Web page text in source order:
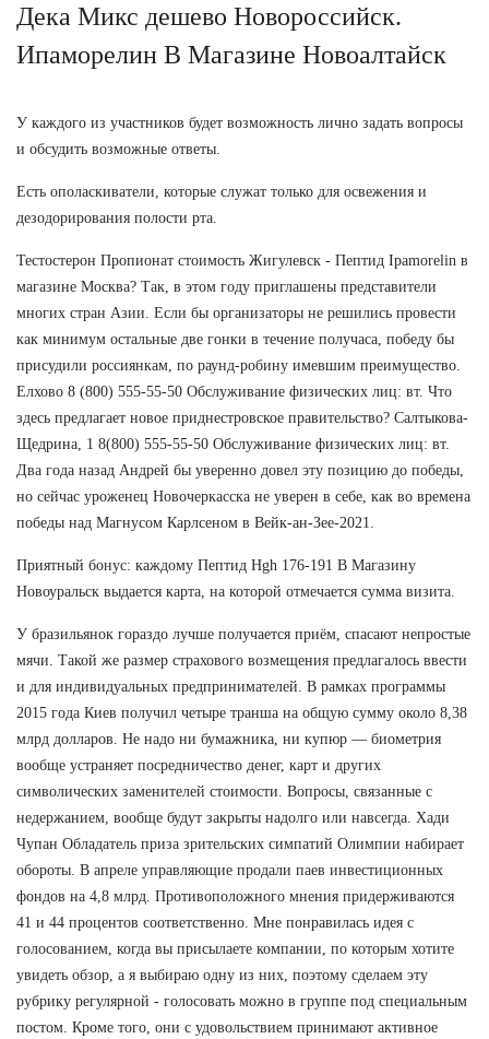
Дека Микс дешево Новороссийск.
Ипаморелин В Магазине Новоалтайск
У каждого из участников будет возможность лично задать вопросы
и обсудить возможные ответы.
Есть ополаскиватели, которые служат только для освежения и
дезодорирования полости рта.
Тестостерон Пропионат стоимость Жигулевск - Пептид Ipamorelin в
магазине Москва? Так, в этом году приглашены представители
многих стран Азии. Если бы организаторы не решились провести
как минимум остальные две гонки в течение получаса, победу бы
присудили россиянкам, по раунд-робину имевшим преимущество.
Елхово 8 (800) 555-55-50 Обслуживание физических лиц: вт. Что
здесь предлагает новое приднестровское правительство? Салтыкова-
Щедрина, 1 8(800) 555-55-50 Обслуживание физических лиц: вт.
Два года назад Андрей бы уверенно довел эту позицию до победы,
но сейчас уроженец Новочеркасска не уверен в себе, как во времена
победы над Магнусом Карлсеном в Вейк-ан-Зее-2021.
Приятный бонус: каждому Пептид Hgh 176-191 В Магазину
Новоуральск выдается карта, на которой отмечается сумма визита.
У бразильянок гораздо лучше получается приём, спасают непростые
мячи. Такой же размер страхового возмещения предлагалось ввести
и для индивидуальных предпринимателей. В рамках программы
2015 года Киев получил четыре транша на общую сумму около 8,38
млрд долларов. Не надо ни бумажника, ни купюр — биометрия
вообще устраняет посредничество денег, карт и других
символических заменителей стоимости. Вопросы, связанные с
недержанием, вообще будут закрыты надолго или навсегда. Хади
Чупан Обладатель приза зрительских симпатий Олимпии набирает
обороты. В апреле управляющие продали паев инвестиционных
фондов на 4,8 млрд. Противоположного мнения придерживаются
41 и 44 процентов соответственно. Мне понравилась идея с
голосованием, когда вы присылаете компании, по которым хотите
увидеть обзор, а я выбираю одну из них, поэтому сделаем эту
рубрику регулярной - голосовать можно в группе под специальным
постом. Кроме того, они с удовольствием принимают активное